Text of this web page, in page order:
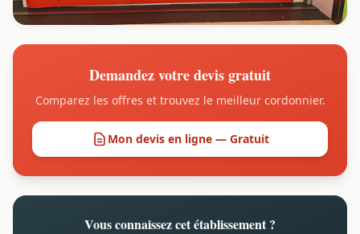
Demandez votre devis gratuit
Comparez les offres et trouvez le meilleur cordonnier.
Mon devis en ligne — Gratuit
Vous connaissez cet établissement ?